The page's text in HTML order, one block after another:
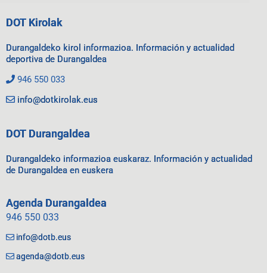
DOT Kirolak
Durangaldeko kirol informazioa. Información y actualidad
deportiva de Durangaldea
946 550 033
info@dotkirolak.eus
DOT Durangaldea
Durangaldeko informazioa euskaraz. Información y actualidad
de Durangaldea en euskera
Agenda Durangaldea
946 550 033
info@dotb.eus
agenda@dotb.eus